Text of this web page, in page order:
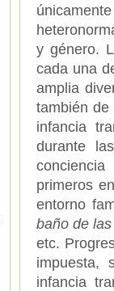
y género.
cada una
amplia
también de
infancia
durante
primeros
entorno
baño de las
etc.
impuesta,
infancia